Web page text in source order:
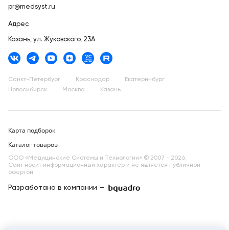
pr@medsyst.ru
Адрес
Казань, ул. Жуковского, 23А
Санкт-Петербург Краснодар
Екатеринбург
Новосибирск
Москва Казань
Карта подборок
Каталог товаров
ООО «Медицинские Системы и Технологии» © 2007 - 2026.
Сайт носит информационный характер и не является публичной
офертой.
Разработано в компании —